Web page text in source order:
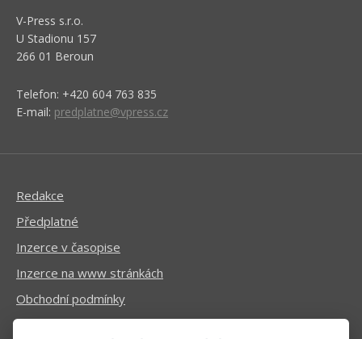
V-Press s.r.o.
U Stadionu 157
266 01 Beroun
Telefon: +420 604 763 835
E-mail: predplatne@vpress.cz
Redakce
Předplatné
Inzerce v časopise
Inzerce na www stránkách
Obchodní podmínky
Ochrana osobních údajů